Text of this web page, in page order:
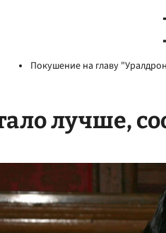
Покушение на главу
лучше,